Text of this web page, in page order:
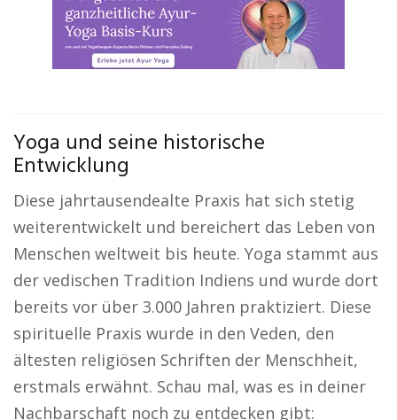
Yoga und seine historische
Entwicklung
Diese jahrtausendealte Praxis hat sich stetig
weiterentwickelt und bereichert das Leben von
Menschen weltweit bis heute. Yoga stammt aus
der vedischen Tradition Indiens und wurde dort
bereits vor über 3.000 Jahren praktiziert. Diese
spirituelle Praxis wurde in den Veden, den
ältesten religiösen Schriften der Menschheit,
erstmals erwähnt. Schau mal, was es in deiner
Nachbarschaft noch zu entdecken gibt: